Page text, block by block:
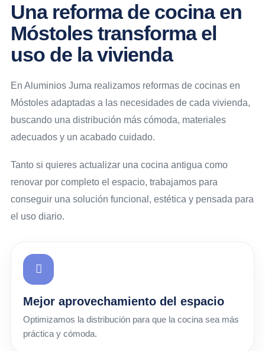
Una reforma de cocina en
Móstoles transforma el
uso de la vivienda
En Aluminios Juma realizamos reformas de cocinas en
Móstoles adaptadas a las necesidades de cada vivienda,
buscando una distribución más cómoda, materiales
adecuados y un acabado cuidado.
Tanto si quieres actualizar una cocina antigua como
renovar por completo el espacio, trabajamos para
conseguir una solución funcional, estética y pensada para
el uso diario.
Mejor aprovechamiento del espacio
Optimizamos la distribución para que la cocina sea más
práctica y cómoda.